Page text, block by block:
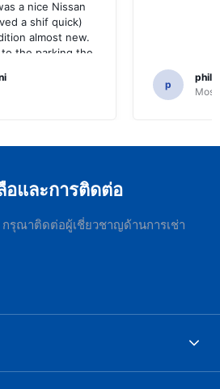
a nice Nissan
a shif quick)
almost new.
the parking the
and after
friendly and
this
p
อและการติดต่อ
กรุณาติดต่อผู้เชี่ยวชาญด้านการเช่า